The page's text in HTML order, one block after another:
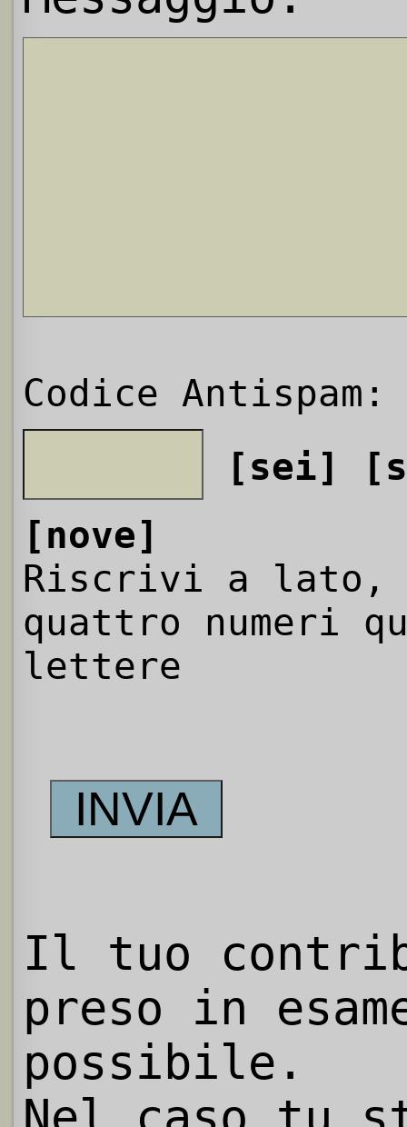
Codice Antispam:
[sei]
[nove]
Riscrivi a
quattro numeri
lettere
Il tuo
preso in
possibile.